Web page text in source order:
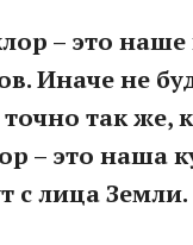
– это
Иначе не
точно так
– это наша
с лица Земли.